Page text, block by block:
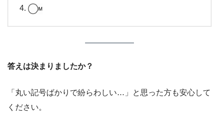
答えは決まりましたか？
「丸い記号ばかりで紛らわしい…」と思った方も安心して
ください。